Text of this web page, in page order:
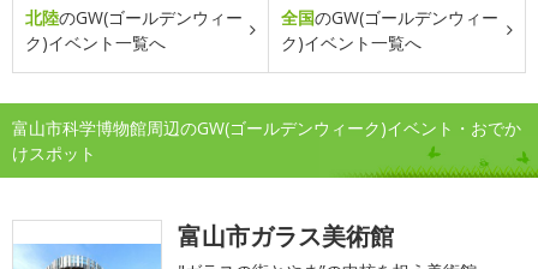
北陸のGW(ゴールデンウィー
ク)イベント一覧へ
全国のGW(ゴールデンウィー
ク)イベント一覧へ
富山市科学博物館周辺のGW(ゴールデンウィーク)イベント・おでか
けスポット
富山市ガラス美術館